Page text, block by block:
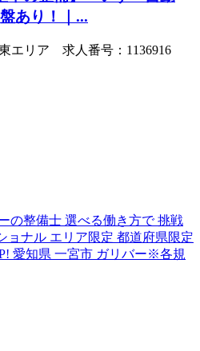
あり！｜...
エリア 求人番号：1136916